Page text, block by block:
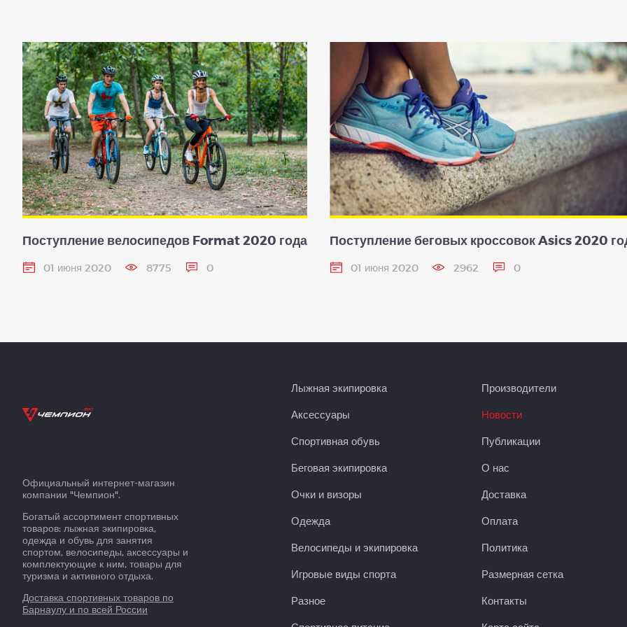
Поступление велосипедов Format 2020 года
01 июня 2020 8775 0
Поступление беговых кроссовок Asics 2020
01 июня 2020 2962 0
Официальный интернет-магазин
компании "Чемпион".
Богатый ассортимент спортивных
товаров: лыжная экипировка,
одежда и обувь для занятия
спортом, велосипеды, аксессуары и
комплектующие к ним, товары для
туризма и активного отдыха.
Доставка спортивных товаров по
Барнаулу и по всей России
Лыжная экипировка
Аксессуары
Спортивная обувь
Беговая экипировка
Очки и визоры
Одежда
Велосипеды и экипировка
Игровые виды спорта
Разное
Производители
Новости
Публикации
О нас
Доставка
Оплата
Политика
Размерная сетка
Контакты